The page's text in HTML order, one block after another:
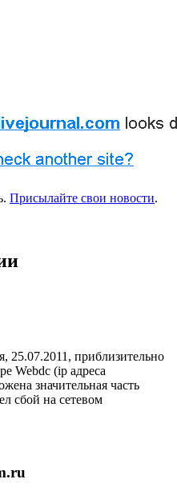
Присылайте свои новости.
25.07.2011, приблизительно
Webdc (ip адреса
значительная часть
сбой на сетевом